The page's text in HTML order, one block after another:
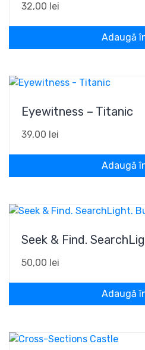
32,00 lei
Adaugă
Eyewitness – Titanic
39,00 lei
Adaugă
Seek & Find.
50,00 lei
Adaugă